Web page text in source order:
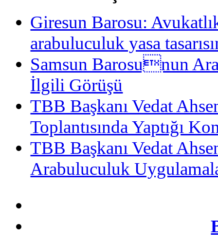
Giresun Barosu:
arabuluculuk yasa
Samsun Barosunun
İlgili Görüşü
TBB Başkanı Vedat
Toplantısında Yaptığı
TBB Başkanı Vedat
Arabuluculuk